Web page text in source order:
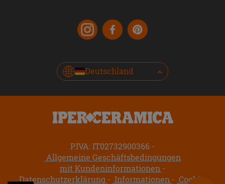
Deutschland
P.IVA: IT02732900366
Allgemeine Geschäftsbedingungen
mit Kundeninformationen
Datenschutzerklärung
Informationen Cookie-